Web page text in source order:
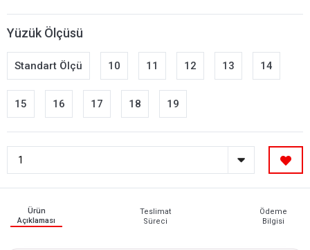
Yüzük Ölçüsü
Standart Ölçü 10 11 12 13 14
15 16 17 18 19
Ürün
Açıklaması
Teslimat
Süreci
Ödeme
Bilgisi